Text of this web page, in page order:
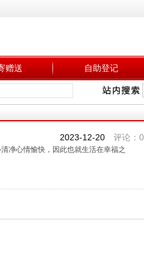
赠送 自助登记
2023-12-20评论：0
净心情愉快，因此也就生活在幸福之